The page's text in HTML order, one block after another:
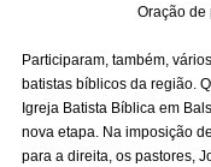
Oração de
Participaram, também,
batistas bíblicos da região.
Igreja Batista Bíblica em
nova etapa. Na imposição
para a direita, os pastores,